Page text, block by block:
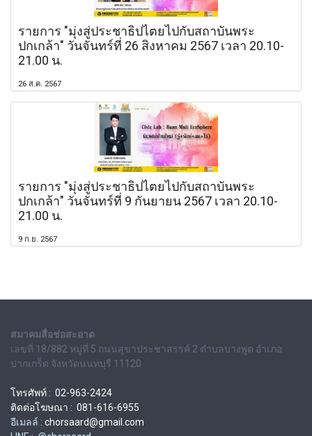
รายการ "มุ่งสู่ประชาธิปไตยไปกับสถาบันพระ
ปกเกล้า" วันจันทร์ที่ 26 สิงหาคม 2567 เวลา 20.10-
21.00 น.
26 ส.ค. 2567
รายการ "มุ่งสู่ประชาธิปไตยไปกับสถาบันพระ
ปกเกล้า" วันจันทร์ที่ 9 กันยายน 2567 เวลา 20.10-
21.00 น.
9 ก.ย. 2567
สมาคมสื่อช่อสะอาด
เลขที่ 18/882 หมู่ที่ 5 ถนนสุขาประชาสรรค์ 2 ตำบลบางพูด อำเภอ
ปากเกร็ด จังหวัดนนทบุรี 11120
โทรศัพท์ : 02-963-2424
ติดต่อโฆษณา : 081-616-6955
อีเมลล์ : chorsaard@gmail.com